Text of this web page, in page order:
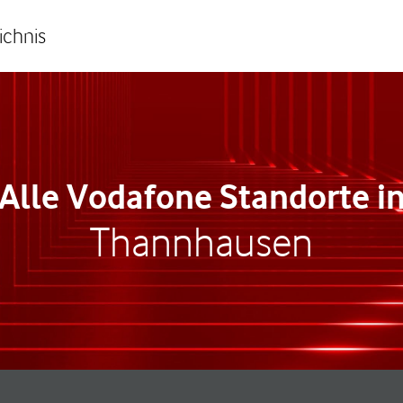
Vodafone Standorte
Thannhausen